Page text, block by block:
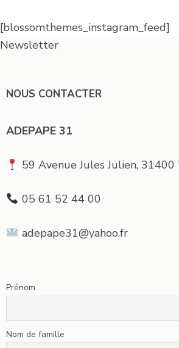
[blossomthemes_instagram_feed]
Newsletter
NOUS CONTACTER
ADEPAPE 31
59 Avenue Jules Julien, 31400
05 61 52 44 00
adepape31@yahoo.fr
Prénom
Nom de famille